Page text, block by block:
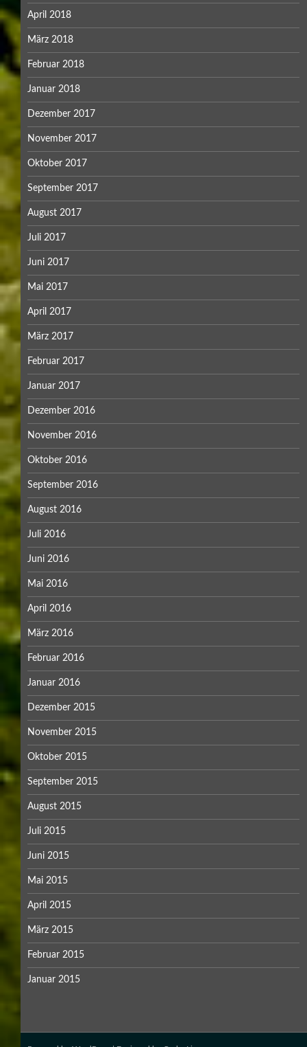
April 2018
März 2018
Februar 2018
Januar 2018
Dezember 2017
November 2017
Oktober 2017
September 2017
August 2017
Juli 2017
Juni 2017
Mai 2017
April 2017
März 2017
Februar 2017
Januar 2017
Dezember 2016
November 2016
Oktober 2016
September 2016
August 2016
Juli 2016
Juni 2016
Mai 2016
April 2016
März 2016
Februar 2016
Januar 2016
Dezember 2015
November 2015
Oktober 2015
September 2015
August 2015
Juli 2015
Juni 2015
Mai 2015
April 2015
März 2015
Februar 2015
Januar 2015